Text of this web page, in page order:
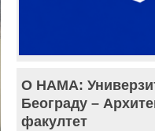
О НАМА:
Београду –
факултет